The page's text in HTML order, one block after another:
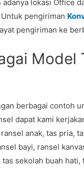
lokasi Office
pengiriman
pengiriman ke
Model
berbagai contoh
dapat kami
anak, tas pria,
bayi, ransel
sekolah buah hati,